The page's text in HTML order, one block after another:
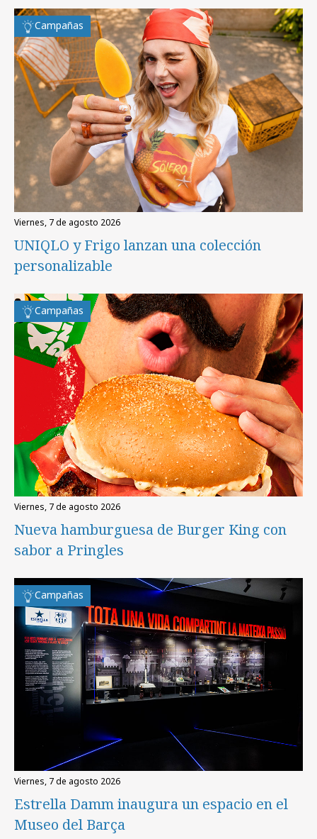
Campañas
viernes, 7 de agosto 2026
UNIQLO y Frigo lanzan una colección
personalizable
Campañas
viernes, 7 de agosto 2026
Nueva hamburguesa de Burger King con
sabor a Pringles
Campañas
viernes, 7 de agosto 2026
Estrella Damm inaugura un espacio en el
Museo del Barça